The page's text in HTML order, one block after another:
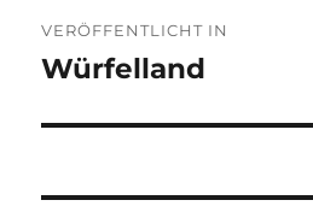
VERÖFFENTLICHT IN
Würfelland